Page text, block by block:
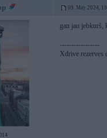
09. May 2024,
gan jau jebkurš,
-----------------
Xdrive rezerves